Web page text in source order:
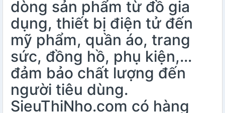
dòng sản phẩm từ đồ gia
dụng, thiết bị điện tử đến
mỹ phẩm, quần áo, trang
sức, đồng hồ, phụ kiện,…
đảm bảo chất lượng đến
người tiêu dùng.
SieuThiNho.com có hàng